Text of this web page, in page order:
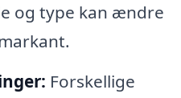
og type kan ændre
Forskellige